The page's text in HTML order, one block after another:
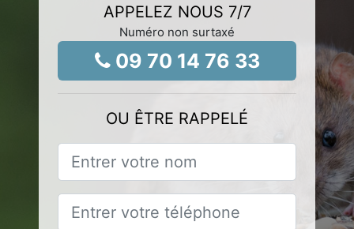
APPELEZ NOUS 7/7
Numéro non surtaxé
09 70 14 76 33
OU ÊTRE RAPPELÉ